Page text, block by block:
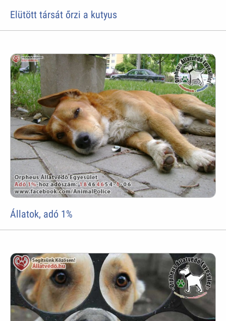
Elütött társát őrzi a kutyus
Állatok, adó 1%